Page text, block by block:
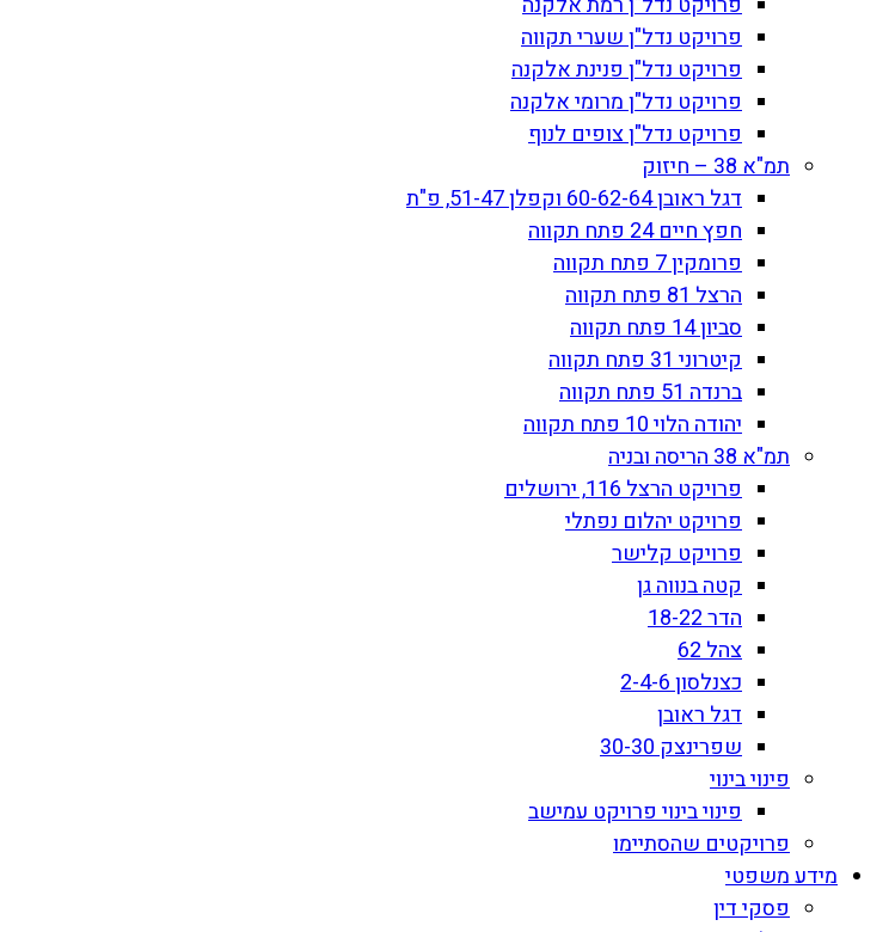
פרויקט נדל"ן שערי תקווה
פרויקט נדל"ן פנינת אלקנה
פרויקט נדל"ן מרומי אלקנה
פרויקט נדל"ן צופים לנוף
תמ"א 38 – חיזוק
דגל ראובן 60-62-64 וקפלן 51-47, פ"ת
חפץ חיים 24 פתח תקווה
פרומקין 7 פתח תקווה
הרצל 81 פתח תקווה
סביון 14 פתח תקווה
קיטרוני 31 פתח תקווה
ברנדה 51 פתח תקווה
יהודה הלוי 10 פתח תקווה
תמ"א 38 הריסה ובניה
פרויקט הרצל 116, ירושלים
פרויקט יהלום נפתלי
פרויקט קלישר
קטה בנווה גן
הדר 18-22
צהל 62
כצנלסון 2-4-6
דגל ראובן
שפרינצק 30-30
פינוי בינוי
פינוי בינוי פרויקט עמישב
פרויקטים שהסתיימו
מידע משפטי
פסקי דין